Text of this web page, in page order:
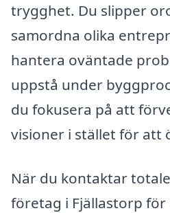
trygghet. Du slipper
samordna olika
hantera oväntade
uppstå under
du fokusera på att
visioner i stället för att
När du kontaktar
företag i Fjällastorp